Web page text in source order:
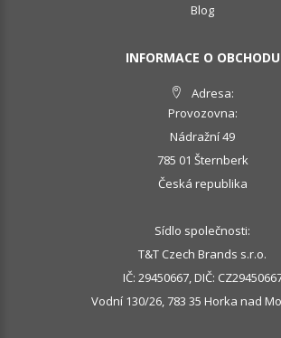
Blog
INFORMACE O OBCHODU
Adresa:
Provozovna:
Nádražní 49
785 01 Šternberk
Česká republika
Sídlo společnosti:
T&T Czech Brands s.r.o.
IČ: 29450667, DIČ:
Vodní 130/26, 783 35 Horka nad